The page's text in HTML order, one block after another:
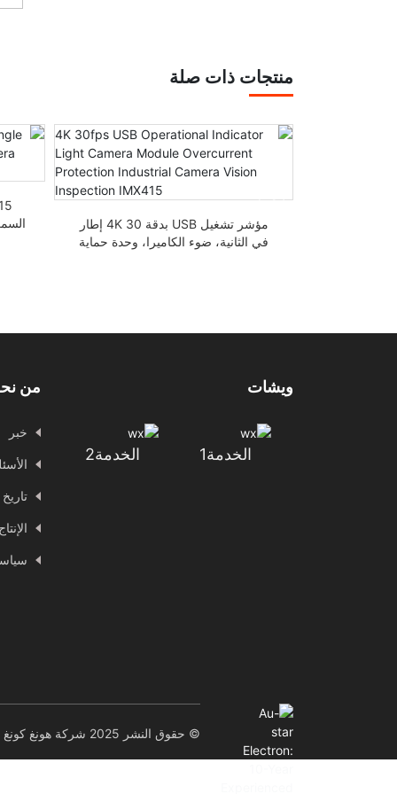
منتجات ذات صلة
مؤشر تشغيل USB بدقة 4K 30 إطار
في الثانية، ضوء الكاميرا، وحدة حماية
ويشات
الخدمة1 الخدمة2
من
خبر
© حقوق النشر 2025 شركة هونغ كونغ أو-ستار إلكترون تكنولوجي المحدودة. جميع الحقوق محفوظة.